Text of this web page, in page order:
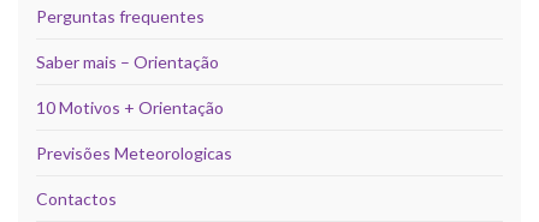
Perguntas frequentes
Saber mais – Orientação
10 Motivos + Orientação
Previsões Meteorologicas
Contactos